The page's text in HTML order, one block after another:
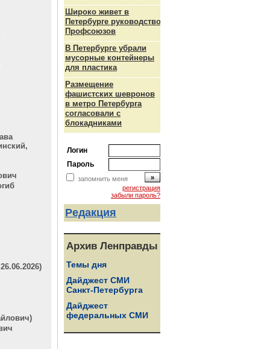
Широко живет в
Петербурге руководство
Профсоюзов
В Петербурге убрали
мусорные контейнеры
для пластика
Размещение
фашистских шевронов
в метро Петербурга
согласовали с
блокадниками
Логин
Пароль
запомнить меня
регистрация
забыли пароль?
Редакция
Архив Ленправды
Темы дня
Дайджест СМИ
Санкт-Петербурга
Дайджест
федеральных СМИ